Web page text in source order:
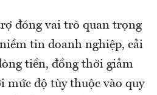
đóng vai trò quan trọng
tin doanh nghiệp, cải
tiền, đồng thời giảm
độ tùy thuộc vào quy